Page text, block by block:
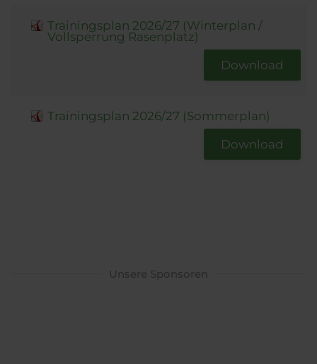
Trainingsplan 2026/27 (Winterplan /
Vollsperrung Rasenplatz)
Download
Trainingsplan 2026/27 (Sommerplan)
Download
Unsere Sponsoren